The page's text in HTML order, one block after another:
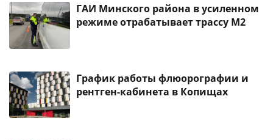
ГАИ Минского района в усиленном
режиме отрабатывает трассу М2
График работы флюорографии и
рентген-кабинета в Копищах